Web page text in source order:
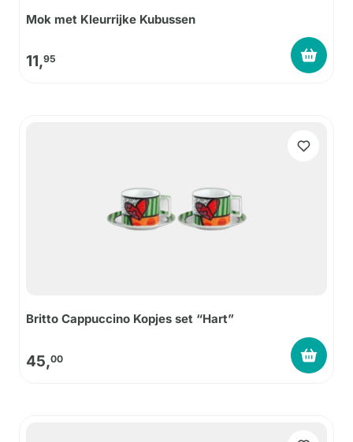
Mok met Kleurrijke Kubussen
11,95
Britto Cappuccino Kopjes set “Hart”
45,00